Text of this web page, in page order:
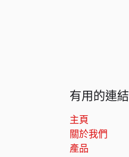
有用的連結
主頁
關於我們
產品